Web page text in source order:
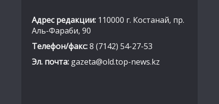
Адрес редакции: 110000 г. Костанай, пр.
Аль-Фараби, 90
Телефон/факс:8 (7142) 54-27-53
Эл. почта: gazeta@old.top-news.kz